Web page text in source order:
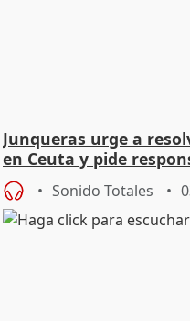
Junqueras urge a
en Ceuta y pide
Sonido Totales